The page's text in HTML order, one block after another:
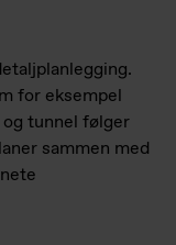
for eksempel
tunnel følger
sammen med